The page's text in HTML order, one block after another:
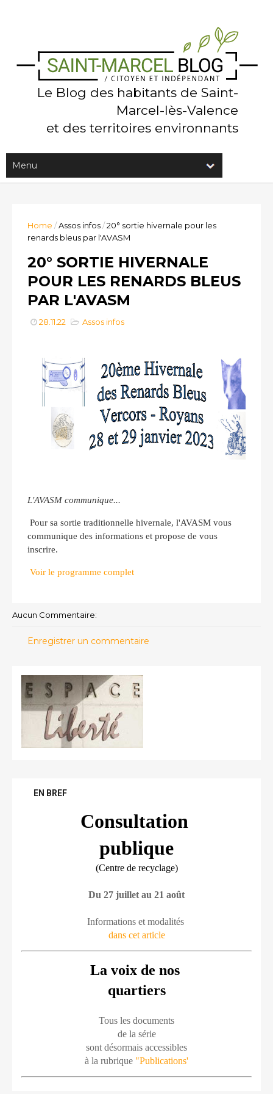
Le Blog des habitants de Saint-
Marcel-lès-Valence
et des territoires environnants
Home /Assos infos/20° sortie hivernale pour les
renards bleus par l'AVASM
20° SORTIE HIVERNALE
POUR LES RENARDS BLEUS
PAR L'AVASM
28.11.22 Assos infos
L'AVASM communique...
Pour sa sortie traditionnelle hivernale, l'AVASM vous
communique des informations et propose de vous
inscrire.
Voir le programme complet
Aucun Commentaire:
Enregistrer un commentaire
EN BREF
Consultation
publique
(Centre de recyclage)
Du 27 juillet au 21 août
Informations et modalités
dans cet article
La voix de nos
quartiers
Tous les documents
de la série
sont désormais accessibles
à la rubrique "Publications'